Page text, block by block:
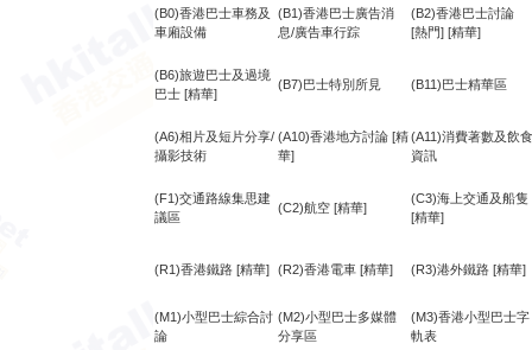
(B0)香港巴士車務及
車廂設備
(B1)香港巴士廣告消
息/廣告車行踪
(B2)香港巴士討論
[熱門] [精華]
(B6)旅遊巴士及過境
巴士 [精華]
(B7)巴士特別所見 (B11)巴士精華區
(A6)相片及短片分享/
攝影技術
(A10)香港地方討論 [精
華]
(A11)消費著數及飲食
資訊
(F1)交通路線集思建
議區
(C2)航空 [精華]
(C3)海上交通及船隻
[精華]
(R1)香港鐵路 [精華] (R2)香港電車 [精華] (R3)港外鐵路 [精華]
(M1)小型巴士綜合討
論
(M2)小型巴士多媒體
分享區
(M3)香港小型巴士字
軌表